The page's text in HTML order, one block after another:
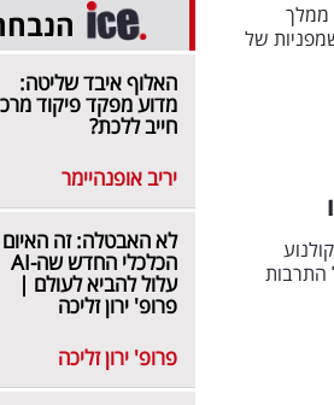
ממלך
של
על התרבות
האלוף איבד שליטה:
מדוע מפקד פיקוד
חייב ללכת?
יריב אופנהיימר
לא האבטלה: זה האיום
הכלכלי החדש שה-AI
עלול להביא לעולם |
פרופ' ירון זליכה
פרופ' ירון זליכה